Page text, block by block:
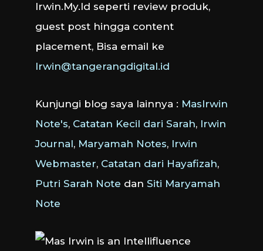
Irwin.My.Id seperti review produk,
guest post hingga content
placement, Bisa email ke
Irwin@tangerangdigital.id
Kunjungi blog saya lainnya : MasIrwin
Note's, Catatan Kecil dari Sarah, Irwin
Journal, Maryamah Notes, Irwin
Webmaster, Catatan dari Hayafizah,
Putri Sarah Note dan Siti Maryamah
Note